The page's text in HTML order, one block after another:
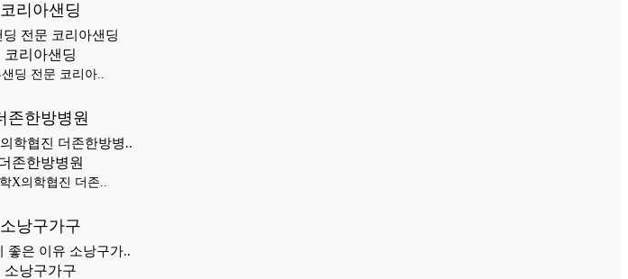
코리아샌딩
딩 전문 코리아샌딩
코리아샌딩
딩 전문 코리아..
존한방병원
학협진 더존한방병..
존한방병원
X의학협진 더존..
소낭구가구
좋은 이유 소낭구가..
소낭구가구